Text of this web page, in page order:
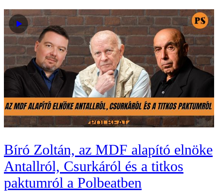
Bíró Zoltán, az MDF alapító elnöke
Antallról, Csurkáról és a titkos
paktumról a Polbeatben